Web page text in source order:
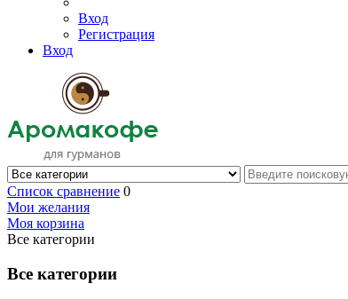
Вход
Регистрация
Вход
Список сравнение 0
Мои желания
Моя корзина
Все категории
Все категории